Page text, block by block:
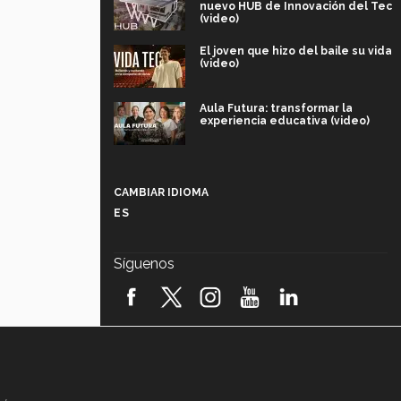
nuevo HUB de Innovación del Tec
(video)
El joven que hizo del baile su vida
(video)
Aula Futura: transformar la
experiencia educativa (video)
robótica FIRST 2026! (video)
CAMBIAR IDIOMA
ES
Síguenos